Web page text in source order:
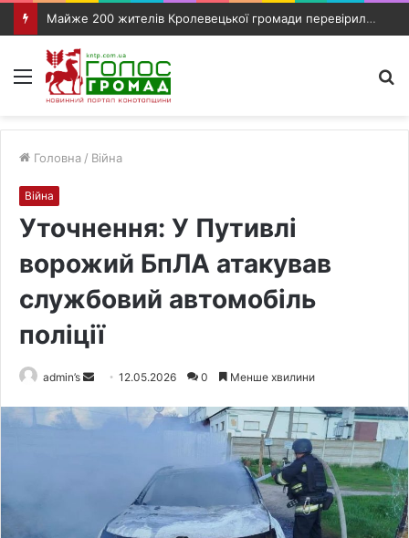
Майже 200 жителів Кролевецької громади перевірили слух під час виїзного прийому фахівців
Меню
Головна / Війна
Війна
Уточнення: У Путивлі
ворожий БпЛА атакував
службовий автомобіль
поліції
admin’s
m
12.05.2026 0 Менше хвилини